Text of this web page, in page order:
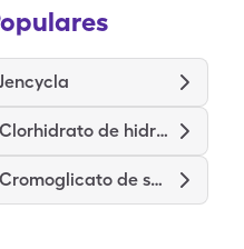
Jencycla
Clorhidrato de hidralazina
Cromoglicato de sodio